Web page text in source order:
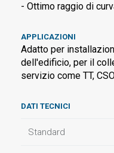
- Ottimo raggio di
APPLICAZIONI
Adatto per
dell'edificio, per il
servizio come TT,
DATI TECNICI
Standard